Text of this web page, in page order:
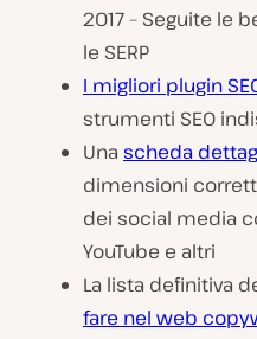
2017 – Seguite le
le SERP
I migliori plugin
strumenti SEO
Una scheda
dimensioni
dei social media
YouTube e altri
La lista definitiva
fare nel web